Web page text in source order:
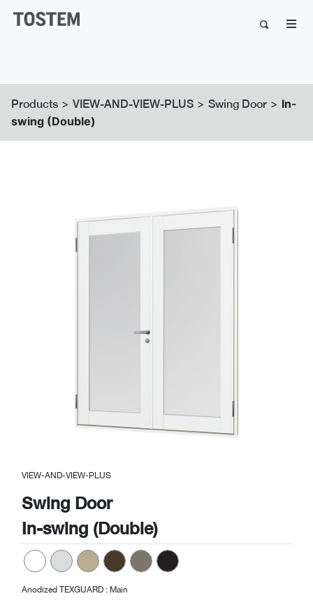
Products > VIEW-AND-VIEW-PLUS > Swing Door > In-
swing (Double)
VIEW-AND-VIEW-PLUS
Swing Door
In-swing (Double)
Anodized TEXGUARD : Main